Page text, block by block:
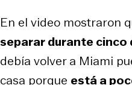
En el video mostraron
separar durante cinco
debía volver a Miami
casa porque está a